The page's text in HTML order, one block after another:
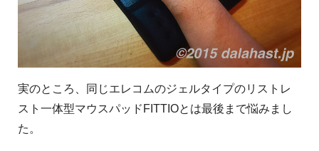
実のところ、同じエレコムのジェルタイプのリストレ
スト一体型マウスパッドFITTIOとは最後まで悩みまし
た。